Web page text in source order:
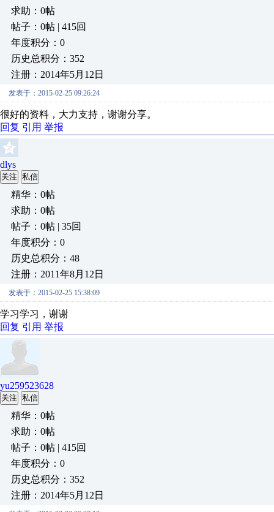
求助：0帖
帖子：0帖 | 415回
年度积分：0
历史总积分：352
注册：2014年5月12日
发表于：2015-02-25 09:26:24
很好的资料，大力支持，谢谢分享。
回复 引用 举报
dlys
关注 私信
精华：0帖
求助：0帖
帖子：0帖 | 35回
年度积分：0
历史总积分：48
注册：2011年8月12日
发表于：2015-02-25 15:38:09
学习学习，谢谢
回复 引用 举报
yu259523628
关注 私信
精华：0帖
求助：0帖
帖子：0帖 | 415回
年度积分：0
历史总积分：352
注册：2014年5月12日